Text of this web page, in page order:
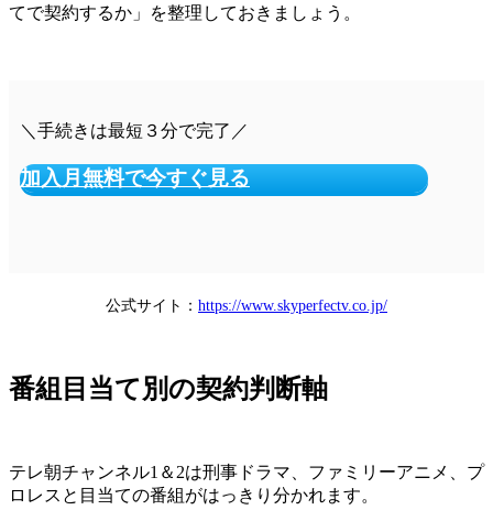
てで契約するか」を整理しておきましょう。
＼手続きは最短３分で完了／
加入月無料で今すぐ見る
公式サイト： https://www.skyperfectv.co.jp/
番組目当て別の契約判断軸
テレ朝チャンネル1＆2は刑事ドラマ、ファミリーアニメ、プ
ロレスと目当ての番組がはっきり分かれます。